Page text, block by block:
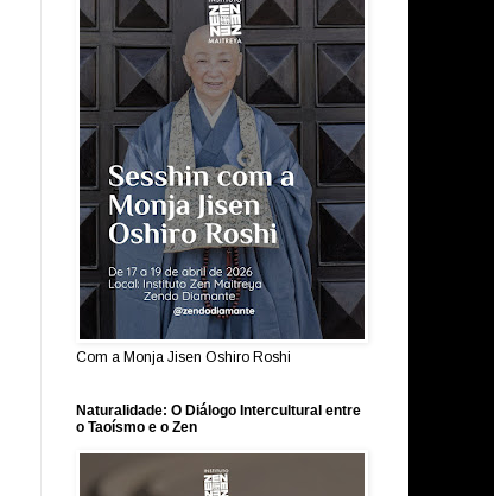
Com a Monja Jisen Oshiro Roshi
Naturalidade: O Diálogo Intercultural entre
o Taoísmo e o Zen